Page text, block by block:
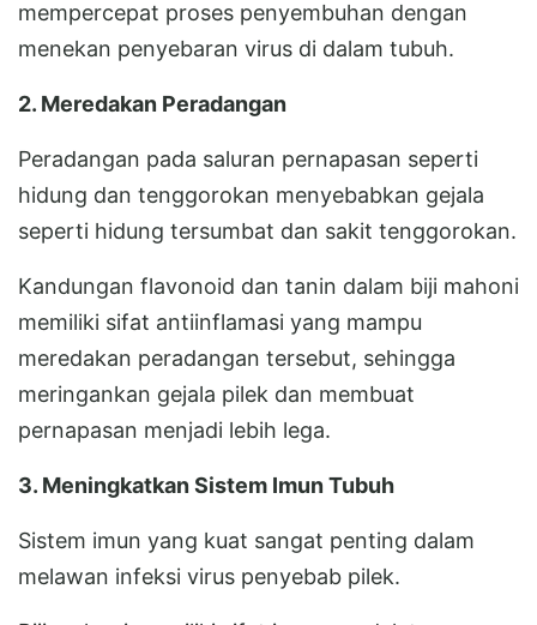
mempercepat proses penyembuhan dengan
menekan penyebaran virus di dalam tubuh.
2. Meredakan Peradangan
Peradangan pada saluran pernapasan seperti
hidung dan tenggorokan menyebabkan gejala
seperti hidung tersumbat dan sakit tenggorokan.
Kandungan flavonoid dan tanin dalam biji mahoni
memiliki sifat antiinflamasi yang mampu
meredakan peradangan tersebut, sehingga
meringankan gejala pilek dan membuat
pernapasan menjadi lebih lega.
3. Meningkatkan Sistem Imun Tubuh
Sistem imun yang kuat sangat penting dalam
melawan infeksi virus penyebab pilek.